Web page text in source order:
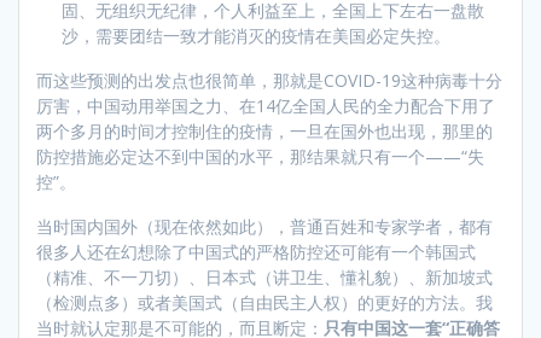
固、无组织无纪律，个人利益至上，全国上下左右一盘散
沙，需要团结一致才能消灭的疫情在美国必定失控。
而这些预测的出发点也很简单，那就是COVID-19这种病毒十分
厉害，中国动用举国之力、在14亿全国人民的全力配合下用了
两个多月的时间才控制住的疫情，一旦在国外也出现，那里的
防控措施必定达不到中国的水平，那结果就只有一个——“失
控”。
当时国内国外（现在依然如此），普通百姓和专家学者，都有
很多人还在幻想除了中国式的严格防控还可能有一个韩国式
（精准、不一刀切）、日本式（讲卫生、懂礼貌）、新加坡式
（检测点多）或者美国式（自由民主人权）的更好的方法。我
当时就认定那是不可能的，而且断定： 只有中国这一套“正确答